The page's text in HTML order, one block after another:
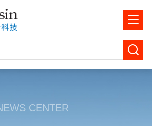
CENTER